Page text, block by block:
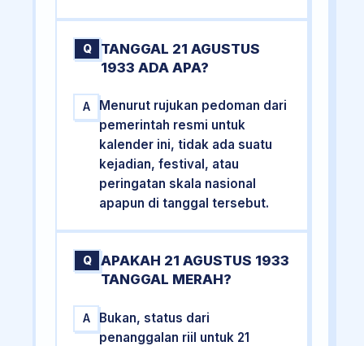
Q
TANGGAL 21 AGUSTUS
1933 ADA APA?
A
Menurut rujukan pedoman dari
pemerintah resmi untuk
kalender ini, tidak ada suatu
kejadian, festival, atau
peringatan skala nasional
apapun di tanggal tersebut.
Q
APAKAH 21 AGUSTUS 1933
TANGGAL MERAH?
A
Bukan, status dari
penanggalan riil untuk 21